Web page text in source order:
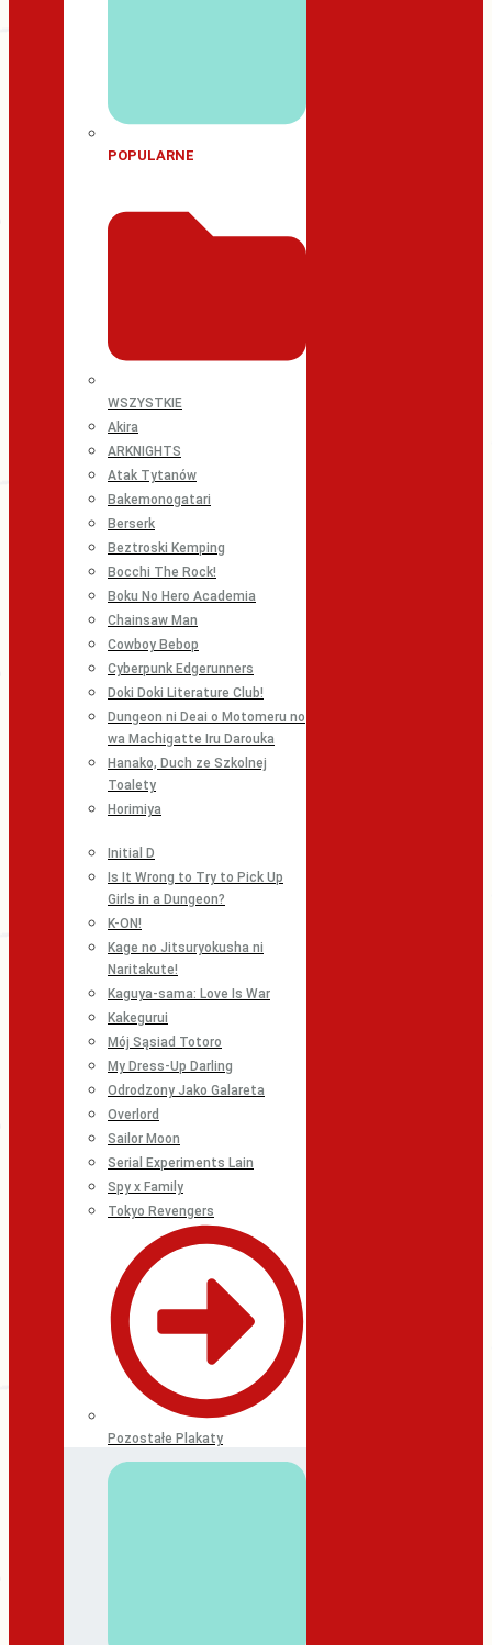
POPULARNE
WSZYSTKIE
Akira
ARKNIGHTS
Atak Tytanów
Bakemonogatari
Berserk
Beztroski Kemping
Bocchi The Rock!
Boku No Hero Academia
Chainsaw Man
Cowboy Bebop
Cyberpunk Edgerunners
Doki Doki Literature Club!
Dungeon ni Deai o Motomeru no
wa Machigatte Iru Darouka
Hanako, Duch ze Szkolnej
Toalety
Horimiya
Initial D
Is It Wrong to Try to Pick Up
Girls in a Dungeon?
K-ON!
Kage no Jitsuryokusha ni
Naritakute!
Kaguya-sama: Love Is War
Kakegurui
Mój Sąsiad Totoro
My Dress-Up Darling
Odrodzony Jako Galareta
Overlord
Sailor Moon
Serial Experiments Lain
Spy x Family
Tokyo Revengers
Pozostałe Plakaty